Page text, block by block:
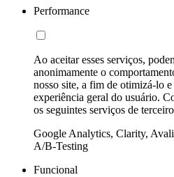
Performance
Ao aceitar esses serviços,
anonimamente o
nosso site, a fim de otimizá-lo
experiência geral do usuário.
os seguintes serviços de
Google Analytics, Clarity,
A/B-Testing
Funcional